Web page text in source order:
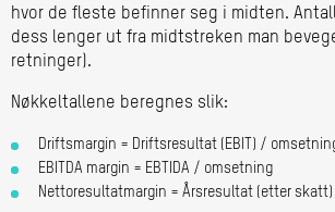
hvor de fleste befinner seg i midten.
dess lenger ut fra midtstreken man
retninger).
Nøkkeltallene beregnes slik:
Driftsmargin = Driftsresultat (EBIT) /
EBITDA margin = EBTIDA / omsetning
Nettoresultatmargin = Årsresultat (etter